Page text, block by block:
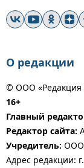
О редакции
© ООО «Редакция
16+
Главный
Редактор сайта:
Учредитель: ООО
Адрес редакции: